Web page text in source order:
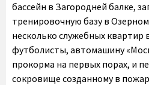
бассейн в Загородней балке,
тренировочную базу в
несколько служебных квартир
футболисты, автомашину
прокорма на первых порах, и
сокровище созданному в